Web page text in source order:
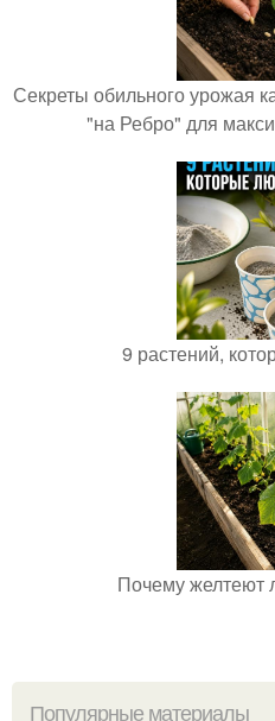
Секреты обильного урожая
"на Ребро" для
9 растений,
Почему желтеют
Популярные материалы